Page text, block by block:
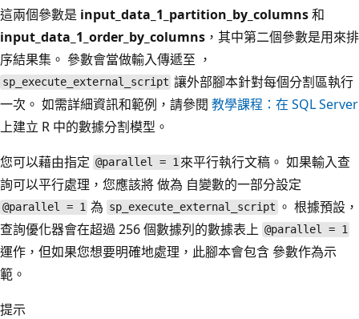
這兩個參數是 input_data_1_partition_by_columns和
input_data_1_order_by_columns ，其中第二個參數是用來排
序結果集。 參數會當做輸入傳遞至 ，
sp_execute_external_script 讓外部腳本針對每個分割區執行
一次。 如需詳細資訊和範例，請參閱 教學課程：在 SQL Server
上建立 R 中的數據分割模型。
您可以藉由指定 @parallel = 1 來平行執行文稿。 如果輸入查
詢可以平行處理，您應該將 做為 自變數的一部分設定
@parallel = 1 為 sp_execute_external_script 。 根據預設，
查詢優化器會在超過 256 個數據列的數據表上 @parallel = 1
運作，但如果您想要明確地處理，此腳本會包含 參數作為示
範。
提示